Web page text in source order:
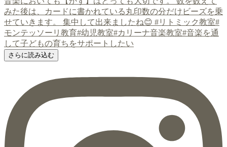
さらに読み込む